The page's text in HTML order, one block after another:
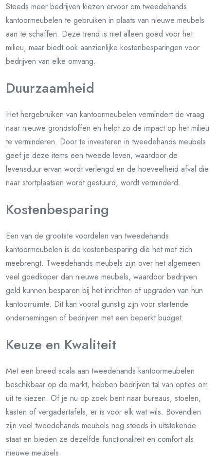
Steeds meer bedrijven kiezen ervoor om tweedehands
kantoormeubelen te gebruiken in plaats van nieuwe meubels
aan te schaffen. Deze trend is niet alleen goed voor het
milieu, maar biedt ook aanzienlijke kostenbesparingen voor
bedrijven van elke omvang.
Duurzaamheid
Het hergebruiken van kantoormeubelen vermindert de vraag
naar nieuwe grondstoffen en helpt zo de impact op het milieu
te verminderen. Door te investeren in tweedehands meubels
geef je deze items een tweede leven, waardoor de
levensduur ervan wordt verlengd en de hoeveelheid afval die
naar stortplaatsen wordt gestuurd, wordt verminderd.
Kostenbesparing
Een van de grootste voordelen van tweedehands
kantoormeubelen is de kostenbesparing die het met zich
meebrengt. Tweedehands meubels zijn over het algemeen
veel goedkoper dan nieuwe meubels, waardoor bedrijven
geld kunnen besparen bij het inrichten of upgraden van hun
kantoorruimte. Dit kan vooral gunstig zijn voor startende
ondernemingen of bedrijven met een beperkt budget.
Keuze en Kwaliteit
Met een breed scala aan tweedehands kantoormeubelen
beschikbaar op de markt, hebben bedrijven tal van opties om
uit te kiezen. Of je nu op zoek bent naar bureaus, stoelen,
kasten of vergadertafels, er is voor elk wat wils. Bovendien
zijn veel tweedehands meubels nog steeds in uitstekende
staat en bieden ze dezelfde functionaliteit en comfort als
nieuwe meubels.